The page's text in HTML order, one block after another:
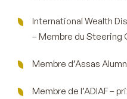
International Wealth
– Membre du
Membre d’Assas
Membre de l’ADIAF –